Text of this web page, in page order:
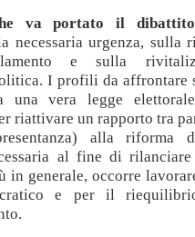
va portato il dibattito
necessaria urgenza, sulla
e sulla
I profili da affrontare
una vera legge
riattivare un rapporto tra
alla riforma
al fine di
in generale, occorre
e per il